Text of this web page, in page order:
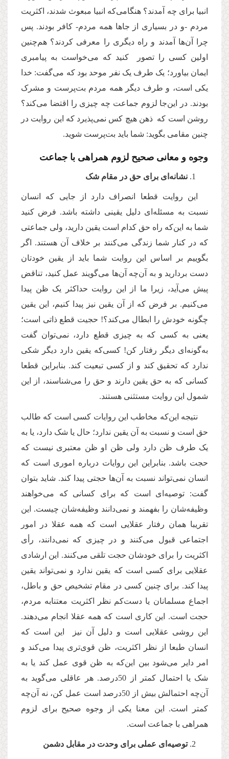
انبیا برای چه آمدند؟ هنگامی‌که انبیا مبعوث شدند، اکثریت
مردم -و در بسیاری از جاها همه مردم- کافر بودند. پس
چرا آن‌ها آمدند و راه دیگری را معرفی کردند؟ هم‌چنین
اولین کسی را تصور کنید که می‌خواست به پیامبری
ایمان بیاورد؛ یک طرف یک نفر موحد بود که می‌‌گفت: خدا
یکی است، و طرف دیگر همه مردم بت‌پرست و مشرک
بودند. در این‌جا لزوم جماعت چه چیزی را اقتضا می‌کند؟
روشن است که ذهن هیچ کس نمی‌پذیرد که این روایت در
چنین مقامی بگوید: شما باید بت‌پرست شوید.
وجوه و معانی صحیح لزوم همراهی با جماعت
نشانه‌ای برای حق در مقام شک
این روایت قطعا انصراف دارد از جایی که انسان
نسبت به مسئله‌ای دلیل یقینی داشته باشد. فرض کنید
شما به این‌که راه حق کدام است یقین دارید، ولی جماعتی
که در کنار شما زندگی می‌کنند بر خلاف آن هستند. اگر
بگوییم بر اساس این روایت شما باید از یقین خودتان
دست بردارید و به آن‌چه آن‌ها می‌گویند عمل کنید، تناقض
پیش می‌آید، زیرا ما از این روایت حداکثر یک ظن پیدا
می‌کنیم. بر فرض که از آن یقین نیز پیدا کنیم، این یقین
چگونه خودش را ابطال می‌کند؟! حجیت قطع ذاتی است؛
یعنی به کسی که به چیزی قطع دارد، نمی‌توان گفت
به‌گونه‌ای دیگر رفتار کن! کسی‌که یقین دارد دیگر شکی
ندارد که تحقیق کند و از کسی تبعیت کند. بنابراین قطعا
کسانی که به حق یقین دارند و حق را می‌شناسند، از این
شمول این روایت مستثنی هستند.
نتیجه این‌که مخاطب این روایات کسی است که طالب
حق است و نسبت به آن یقین ندارد؛ حال یا شک دارد، یا به
یک طرف ظن دارد ولی ظن او ظن معتبری نیست که
حجت باشد. بنابراین این روایات درباره اموری است که
انسان نمی‌تواند نسبت به آن‌ها حجتی پیدا کند. شاید بتوان
گفت: توصیه‌ای است که برای کسانی که می‌خواهند
وظیفه‌شان را بفهمند و نمی‌دانند وظیفه‌شان چیست. این
تقریبا همان رفتار عقلایی است که همه عقلا در امور
اجتماعی قبول می‌کنند و در چیزی که نمی‌دانند، رأی
اکثریت را برای خودشان حجت تلقی می‌کنند. این ارشادی
عقلایی برای کسی است که یقین ندارد و نمی‌تواند یقین
پیدا کند. برای چنین کسی در مقام تشخیص حق و باطل،
اجماع مسلمانان یا دست‌کم نظر اکثریت معتنابه مردم،
حجت است. این کاری است که همه عقلا انجام می‌دهند.
این روشی عقلایی است و دلیل آن نیز این است که
انسان طبعا از نظر اکثریت، ظن قوی‌تری پیدا می‌کند و
امر دایر می‌شود بین این‌که به ظن قوی عمل کند یا به
شک یا احتمال کمتر از 50درصد. هر عاقلی می‌گوید به
آن‌چه احتمالش بیش از 50درصد است عمل کن، نه آن‌چه
کمتر است. این معنا یکی از وجوه صحیح برای لزوم
همراهی با جماعت است.
توصیه‌ای عملی برای وحدت در مقابل دشمن